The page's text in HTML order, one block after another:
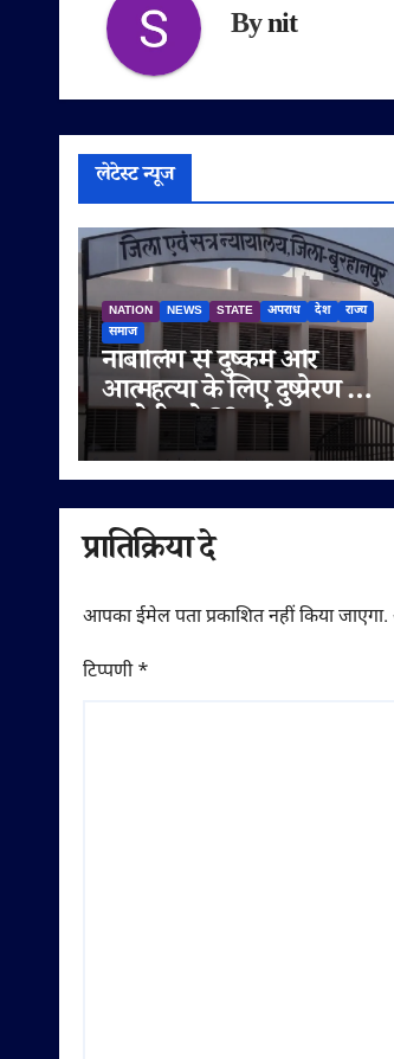
Bynit
लेटेस्ट न्यूज
NATION NEWS STATE अपराध देश
राज्य
समाज
नाबालिग से दुष्कर्म और
आत्महत्या के लिए दुष्प्रेरण के
आरोपी को 20 वर्ष का सश्रम
कारावास, बुरहानपुर पुलिस की
प्रभावी विवेचना से मिली सजा
प्रातिक्रिया दे
आपका ईमेल पता प्रकाशित नहीं किया जाएगा.
टिप्पणी*